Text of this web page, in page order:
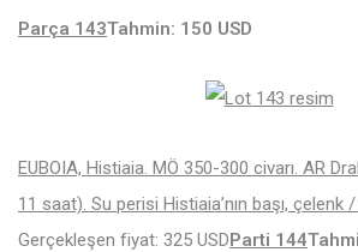
Parça 143Tahmin: 150 USD
EUBOIA, Histiaia. MÖ 350-300 civarı. AR
11 saat). Su perisi Histiaia’nın başı, çelenk /
Gerçekleşen fiyat: 325 USDParti 144